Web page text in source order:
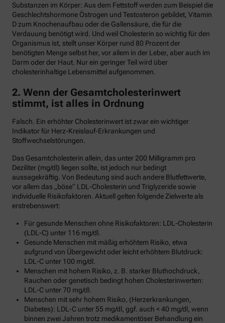
Substanzen im Körper: Aus dem Fettstoff werden zum Beispiel die
Geschlechtshormone Östrogen und Testosteron gebildet, Vitamin
D zum Knochenaufbau oder die Gallensäure, die für die
Verdauung benötigt wird. Und weil Cholesterin so wichtig für den
Organismus ist, stellt unser Körper rund 80 Prozent der
benötigten Menge selbst her, vor allem in der Leber, aber auch im
Darm oder der Haut. Nur ein geringer Teil wird über
cholesterinhaltige Lebensmittel aufgenommen.
2. Wenn der Gesamtcholesterinwert
stimmt, ist alles in Ordnung
Falsch. Ein erhöhter Cholesterinwert ist zwar ein wichtiger
Indikator für Herz-Kreislauf-Erkrankungen und
Stoffwechselstörungen.
Das Gesamtcholesterin allein, das unter 200 Milligramm pro
Deziliter (mg/dl) liegen sollte, ist jedoch nur bedingt
aussagekräftig. Von Bedeutung sind auch andere Blutfettwerte,
vor allem das „böse“ LDL-Cholesterin und Triglyzeride sowie
individuelle Risikofaktoren. Aktuell gelten folgende Zielwerte als
erstrebenswert:
Für gesunde Menschen ohne Risikofaktoren: LDL-Cholesterin
(LDL-C) unter 116 mg/dl.
Gesunde Menschen mit mäßig erhöhtem Risiko, etwa
aufgrund von Übergewicht oder leicht erhöhtem Blutdruck:
LDL-C unter 100 mg/dl.
Menschen mit hohem Risiko, z. B. starker Bluthochdruck,
Rauchen oder genetisch bedingt hohen Cholesterinwerten:
LDL-C unter 70 mg/dl.
Menschen mit sehr hohem Risiko, (Herzerkrankungen,
Diabetes): LDL-C unter 55 mg/dl, ggf. auch < 40 mg/dl, wenn
binnen zwei Jahren trotz medikamentöser Behandlung ein